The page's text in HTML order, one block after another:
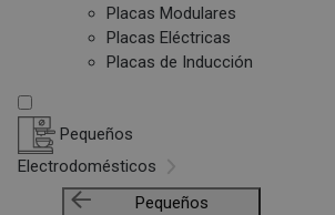
Placas Modulares
Placas Eléctricas
Placas de Inducción
Pequeños
Electrodomésticos
Pequeños